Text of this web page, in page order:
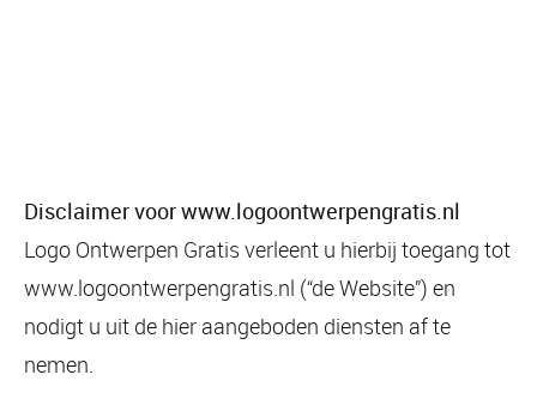
Disclaimer voor www.logoontwerpengratis.nl
Logo Ontwerpen Gratis verleent u hierbij toegang tot
www.logoontwerpengratis.nl (“de Website”) en
nodigt u uit de hier aangeboden diensten af te
nemen.